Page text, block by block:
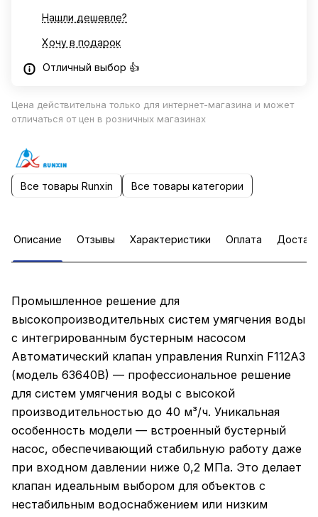
Нашли дешевле?
Хочу в подарок
Отличный выбор 👍
Цена действительна только для интернет-магазина и может
отличаться от цен в розничных магазинах
Все товары Runxin Все товары категории
Описание Отзывы Характеристики Оплата
Промышленное решение для
высокопроизводительных систем умягчения воды
с интегрированным бустерным насосом
Автоматический клапан управления Runxin F112A3
(модель 63640B) — профессиональное решение
для систем умягчения воды с высокой
производительностью до 40 м³/ч. Уникальная
особенность модели — встроенный бустерный
насос, обеспечивающий стабильную работу даже
при входном давлении ниже 0,2 МПа. Это делает
клапан идеальным выбором для объектов с
нестабильным водоснабжением или низким